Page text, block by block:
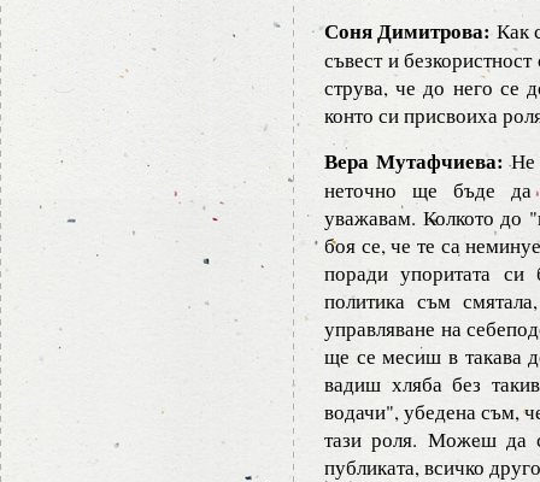
Соня Димитрова:Как
съвест и
струва, че до него се
конто си присвоиха
Вера Мутафчиева: Не
неточно ще бъде да
уважавам. Колкото до
боя се, че те са
поради упоритата си
политика съм
управляване на
ще се месиш в такава
вадиш хляба без
водачи", убедена съм,
тази роля. Можеш да
публиката, всичко